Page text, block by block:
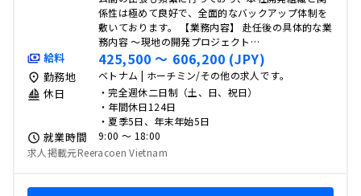
係性は極めて良好で、全面的なバックアップ体制を
敷いております。 【業務内容】 赴任後の具体的な業
務内容 ～現地の開発プロジェクト…
給料 425,500 〜 606,200 (JPY)
勤務地 ベトナム | ホーチミン/その他の求人です。
休日
・完全週休二日制（土、日、祝日）
・年間休日124日
・夏季5日、年末年始5日
就業時間
9:00 〜 18:00
求人掲載元Reeracoen Vietnam